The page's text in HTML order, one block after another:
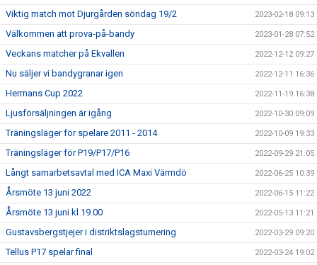
Viktig match mot Djurgården söndag 19/2 2023-02-18 09:13
Välkommen att prova-på-bandy 2023-01-28 07:52
Veckans matcher på Ekvallen 2022-12-12 09:27
Nu säljer vi bandygranar igen 2022-12-11 16:36
Hermans Cup 2022 2022-11-19 16:38
Ljusförsäljningen är igång 2022-10-30 09:09
Träningsläger för spelare 2011 - 2014 2022-10-09 19:33
Träningsläger för P19/P17/P16 2022-09-29 21:05
Långt samarbetsavtal med ICA Maxi Värmdö 2022-06-25 10:39
Årsmöte 13 juni 2022 2022-06-15 11:22
Årsmöte 13 juni kl 19.00 2022-05-13 11:21
Gustavsbergstjejer i distriktslagsturnering 2022-03-29 09:20
Tellus P17 spelar final 2022-03-24 19:02